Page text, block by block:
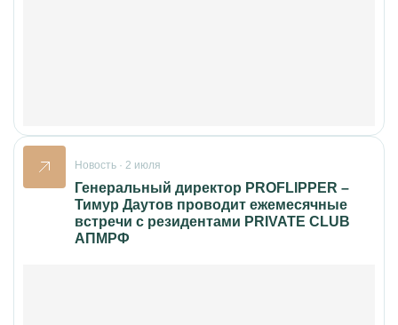
Новость · 2 июля
Генеральный директор PROFLIPPER –
Тимур Даутов проводит ежемесячные
встречи с резидентами PRIVATE CLUB
АПМРФ